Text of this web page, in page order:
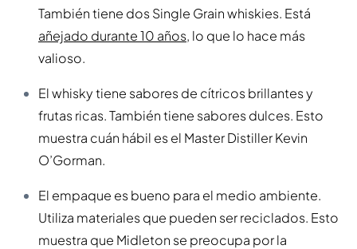
También tiene dos Single Grain whiskies. Está
añejado durante 10 años, lo que lo hace más
valioso.
El whisky tiene sabores de cítricos brillantes y
frutas ricas. También tiene sabores dulces. Esto
muestra cuán hábil es el Master Distiller Kevin
O’Gorman.
El empaque es bueno para el medio ambiente.
Utiliza materiales que pueden ser reciclados. Esto
muestra que Midleton se preocupa por la